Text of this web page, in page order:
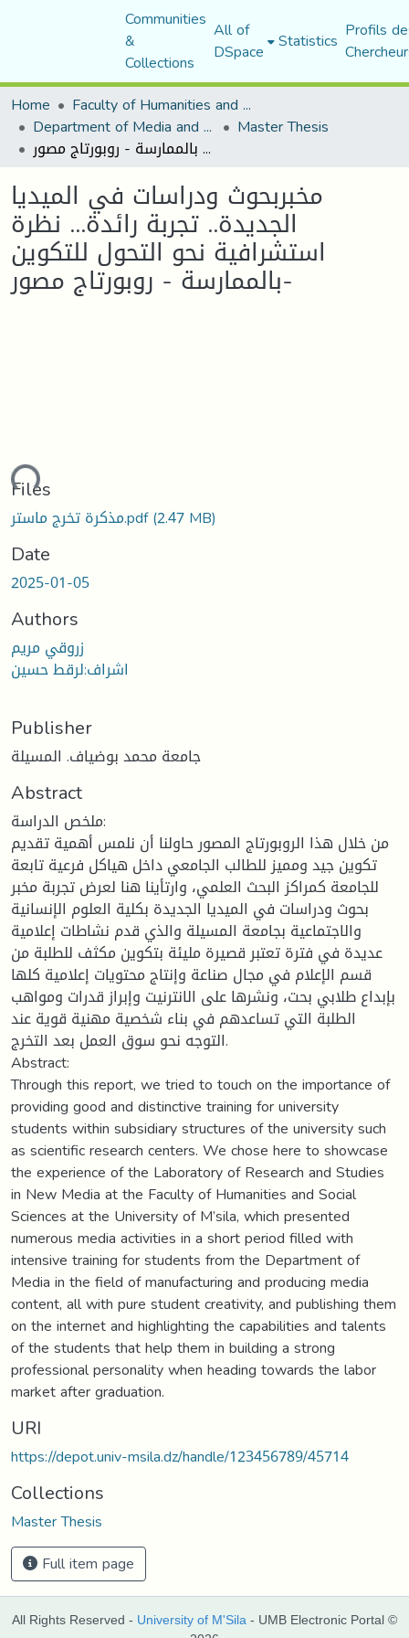
Communities
&
Collections
All of
DSpace Statistics Profils
Home
Faculty of Humanities and Social Sciences
Department of Media and Communication Studies Master Thesis
مخبربحوث ودراسات في الميديا الجديدة.. تجربة رائدة... نظرة استشرافية نحو التحول للتكوين بالممارسة - روبورتاج مصور-
مخبربحوث ودراسات في الميديا
الجديدة.. تجربة رائدة... نظرة
استشرافية نحو التحول للتكوين
بالممارسة - روبورتاج مصور-
Files
مذكرة تخرج ماستر.pdf(2.47 MB)
Date
2025-01-05
Authors
زروقي مريم
اشراف:لرقط حسين
Publisher
جامعة محمد بوضياف. المسيلة
Abstract
ملخص الدراسة:
من خلال هذا الروبورتاج المصور حاولنا أن نلمس أهمية تقديم
تكوين جيد ومميز للطالب الجامعي داخل هياكل فرعية تابعة
للجامعة كمراكز البحث العلمي، وارتأينا هنا لعرض تجربة مخبر
بحوث ودراسات في الميديا الجديدة بكلية العلوم الإنسانية
والاجتماعية بجامعة المسيلة والذي قدم نشاطات إعلامية
عديدة في فترة تعتبر قصيرة مليئة بتكوين مكثف للطلبة من
قسم الإعلام في مجال صناعة وإنتاج محتويات إعلامية كلها
بإبداع طلابي بحت، ونشرها على الانترنيت وإبراز قدرات ومواهب
الطلبة التي تساعدهم في بناء شخصية مهنية قوية عند
التوجه نحو سوق العمل بعد التخرج.
Abstract:
Through this report, we tried to touch on the importance of
providing good and distinctive training for university
students within subsidiary structures of the university such
as scientific research centers. We chose here to showcase
the experience of the Laboratory of Research and Studies
in New Media at the Faculty of Humanities and Social
Sciences at the University of M’sila, which presented
numerous media activities in a short period filled with
intensive training for students from the Department of
Media in the field of manufacturing and producing media
content, all with pure student creativity, and publishing them
on the internet and highlighting the capabilities and talents
of the students that help them in building a strong
professional personality when heading towards the labor
market after graduation.
URI
https://depot.univ-msila.dz/handle/123456789/45714
Collections
Master Thesis
Full item page
All Rights Reserved - University of M'Sila - UMB Electronic Portal ©